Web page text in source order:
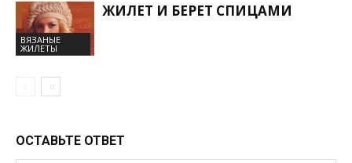
ВЯЗАНЫЕ
ЖИЛЕТЫ
ЖИЛЕТ И БЕРЕТ СПИЦАМИ
ОСТАВЬТЕ ОТВЕТ